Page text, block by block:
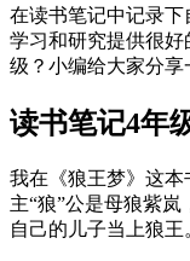
在读书笔记中记录
学习和研究提供很
级？小编给大家分享
读书笔记4年
我在《狼王梦》这
主“狼”公是母狼紫
自己的儿子当上狼王